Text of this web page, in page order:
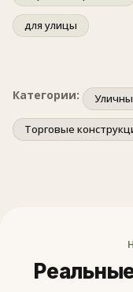
для улицы
Категории:
Торговые